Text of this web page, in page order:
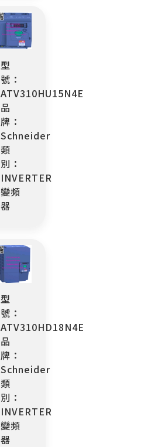
型
號：
ATV310HU15N4E
品
牌：
Schneider
類
別：
INVERTER
變頻
器
型
號：
ATV310HD18N4E
品
牌：
Schneider
類
別：
INVERTER
變頻
器